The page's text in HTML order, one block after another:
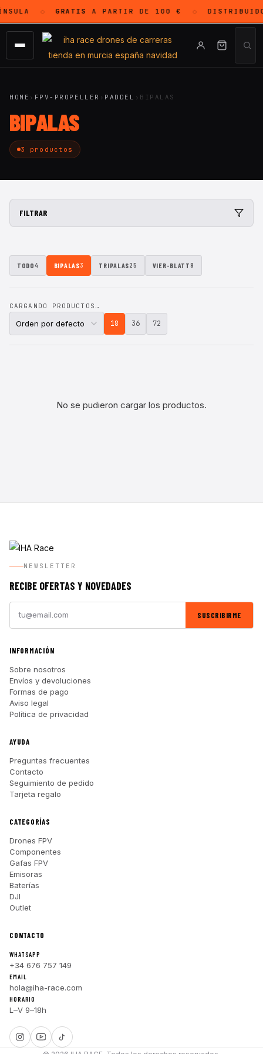
◇ GRATISA PARTIR DE 100 € ◇
HOME › FPV-PROPELLER › PADDEL › BIPALAS
BIPALAS
3 productos
FILTRAR
TODO4 BIPALAS3 TRIPALAS25 VIER-BLATT8
CARGANDO PRODUCTOS…
18 36 72
No se pudieron cargar los productos.
NEWSLETTER
RECIBE OFERTAS Y NOVEDADES
SUSCRIBIRME
INFORMACIÓN
Sobre nosotros
Envíos y devoluciones
Formas de pago
Aviso legal
Política de privacidad
AYUDA
Preguntas frecuentes
Contacto
Seguimiento de pedido
Tarjeta regalo
CATEGORÍAS
Drones FPV
Componentes
Gafas FPV
Emisoras
Baterías
DJI
Outlet
CONTACTO
WHATSAPP
+34 676 757 149
EMAIL
hola@iha-race.com
HORARIO
L–V 9–18h